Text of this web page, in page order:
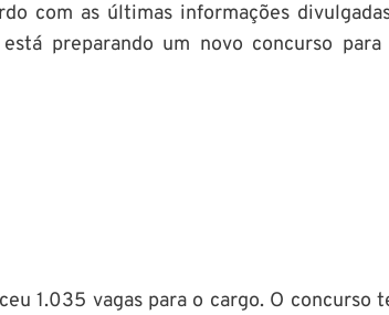
com as últimas informações
preparando um novo concurso
1.035 vagas para o cargo. O concurso